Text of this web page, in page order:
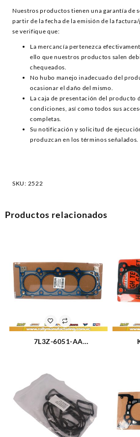
Nuestros productos tienen una garantía de
partir de la fecha de la emisión de la
se verifique que:
La mercancía pertenezca
ello que nuestros productos salen
chequeados.
No hubo manejo inadecuado del
ocasionar el daño del mismo.
La caja de presentación del producto
condiciones, así como todos sus
completas.
Su notificación y solicitud de
produzcan en los términos señalados.
SKU: 2522
Productos relacionados
7L3Z-6051-AA
3V 05-11 (2428)